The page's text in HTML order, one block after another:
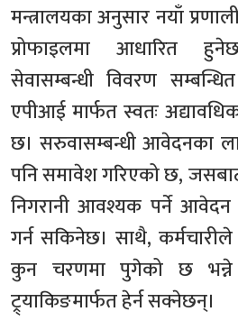
मन्त्रालयका अनुसार नयाँ
प्रोफाइलमा आधारित
सेवासम्बन्धी विवरण
एपीआई मार्फत स्वतः
छ। सरुवासम्बन्धी आवेदनका
पनि समावेश गरिएको छ,
निगरानी आवश्यक पर्ने
गर्न सकिनेछ। साथै,
कुन चरणमा पुगेको छ भन्ने
ट्र्याकिङमार्फत हेर्न सक्नेछन्।